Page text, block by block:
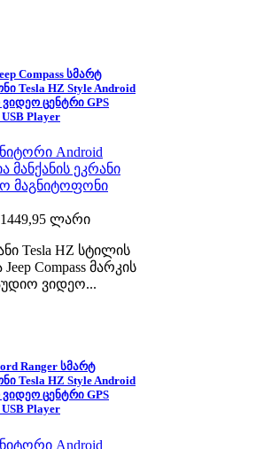
Compass სმარტ
Tesla HZ Style Android
ცენტრი GPS
Player
1449,95 ლარი
Tesla HZ სტილის
Compass მარკის
ვიდეო...
Ranger სმარტ
Tesla HZ Style Android
ცენტრი GPS
Player